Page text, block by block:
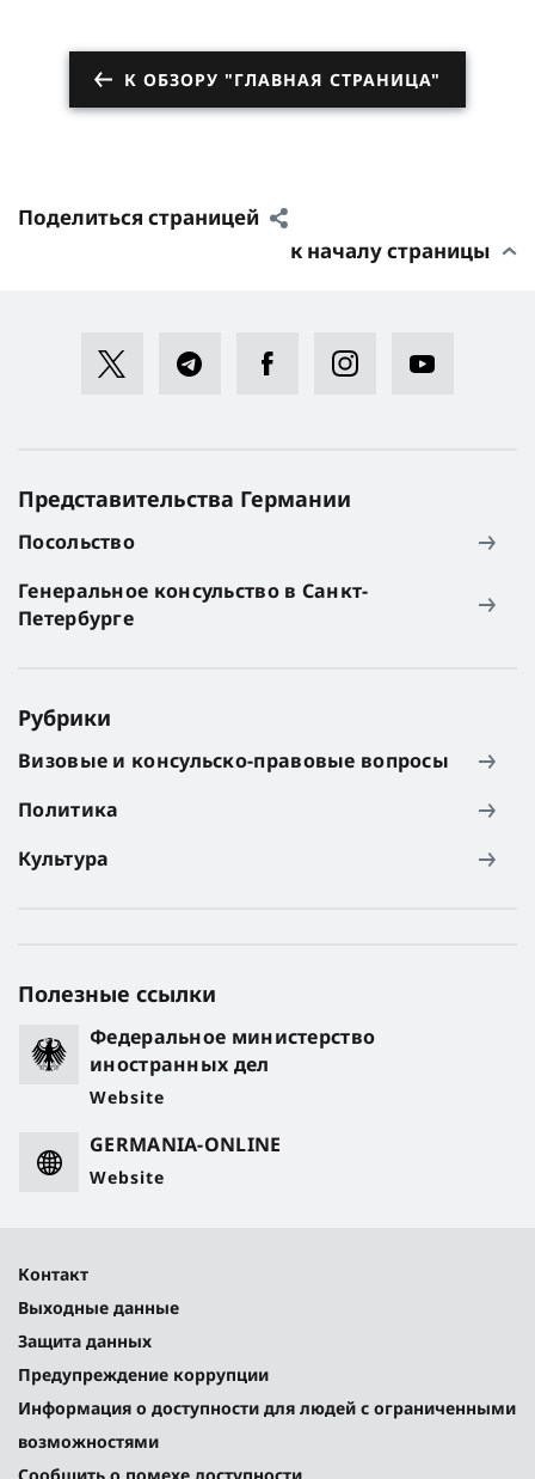
К ОБЗОРУ "ГЛАВНАЯ СТРАНИЦА"
Поделиться страницей
к началу страницы
Представительства Германии
Посольство
Генеральное консульство в Санкт-
Петербурге
Рубрики
Визовые и консульско-правовые вопросы
Политика
Культура
Полезные ссылки
Федеральное министерство
иностранных дел
Website
GERMANIA-ONLINE
Website
Контакт
Выходные данные
Защита данных
Предупреждение коррупции
Информация о доступности для людей с ограниченными
возможностями